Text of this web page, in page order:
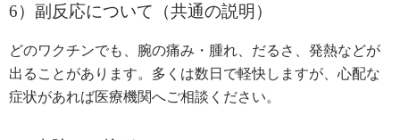
6）副反応について（共通の説明）
どのワクチンでも、腕の痛み・腫れ、だるさ、発熱などが
出ることがあります。多くは数日で軽快しますが、心配な
症状があれば医療機関へご相談ください。